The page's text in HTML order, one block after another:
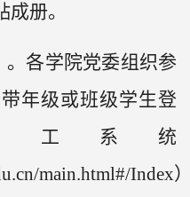
册。
。各学院党委组织参
年级或班级学生登
工系统
main.html#/Index